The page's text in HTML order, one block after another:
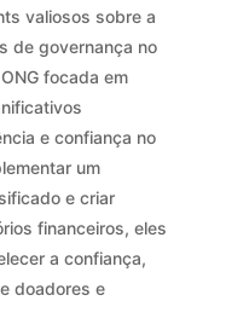
valiosos sobre a
de governança no
focada em
e confiança no
um
e criar
financeiros, eles
a confiança,
doadores e